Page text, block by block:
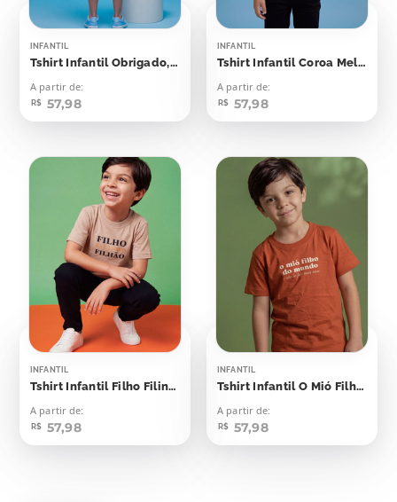
INFANTIL
Tshirt Infantil Obrigado, Papai,
A partir de:
R$ 57,98
INFANTIL
Tshirt Infantil Coroa Melhor Filho do Mundo
A partir de:
R$ 57,98
INFANTIL
Tshirt Infantil Filho Filinho Filhão
A partir de:
R$ 57,98
INFANTIL
Tshirt Infantil O Mió Filho do Mundo
A partir de:
R$ 57,98